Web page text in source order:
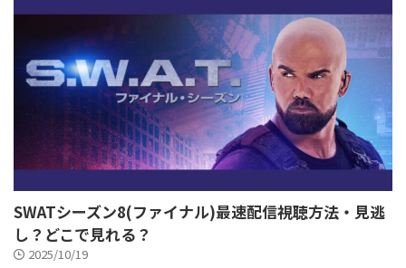
SWATシーズン8(ファイナル)最速配信視聴方法・見逃
し？どこで見れる？
2025/10/19